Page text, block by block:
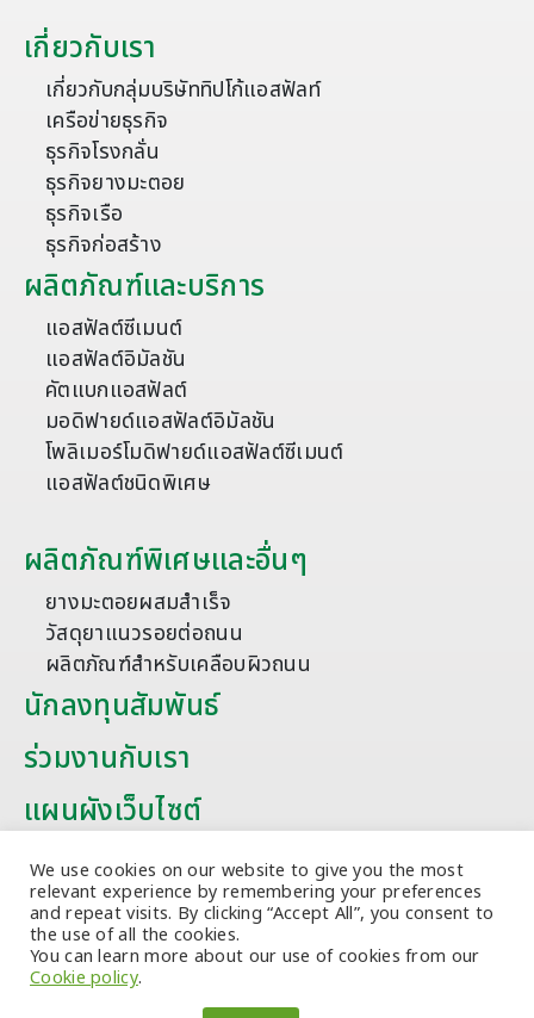
เกี่ยวกับเรา
เกี่ยวกับกลุ่มบริษัททิปโก้แอสฟัลท์
เครือข่ายธุรกิจ
ธุรกิจโรงกลั่น
ธุรกิจยางมะตอย
ธุรกิจเรือ
ธุรกิจก่อสร้าง
ผลิตภัณฑ์และบริการ
แอสฟัลต์ซีเมนต์
แอสฟัลต์อิมัลชัน
คัตแบกแอสฟัลต์
มอดิฟายด์แอสฟัลต์อิมัลชัน
โพลิเมอร์โมดิฟายด์แอสฟัลต์ซีเมนต์
แอสฟัลต์ชนิดพิเศษ
ผลิตภัณฑ์พิเศษและอื่นๆ
ยางมะตอยผสมสำเร็จ
วัสดุยาแนวรอยต่อถนน
ผลิตภัณฑ์สำหรับเคลือบผิวถนน
นักลงทุนสัมพันธ์
ร่วมงานกับเรา
แผนผังเว็บไซต์
บทความ
We use cookies on our website to give you the most
relevant experience by remembering your preferences
and repeat visits. By clicking “Accept All”, you consent to
the use of all the cookies.
You can learn more about our use of cookies from our
Cookie policy.